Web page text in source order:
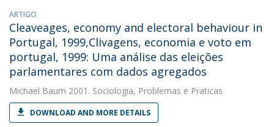
ARTIGO
Cleaveages, economy and electoral behaviour in
Portugal, 1999,Clivagens, economia e voto em
portugal, 1999: Uma análise das eleições
parlamentares com dados agregados
Michael Baum 2001. Sociologia, Problemas e Praticas
DOWNLOAD AND MORE DETAILS